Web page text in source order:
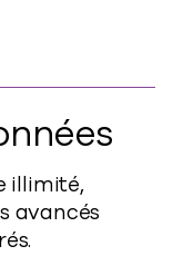
illimité,
avancés